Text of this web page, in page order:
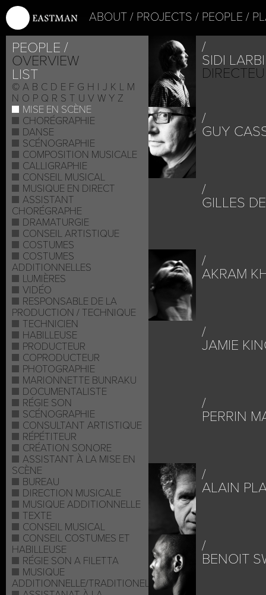
ABOUT PROJECTS PEOPLE
PEOPLE
OVERVIEW
LIST
© A B C D E F G H I J K L M
N O P Q R S T U V W Y Z
MISE EN SCÈNE
CHORÉGRAPHIE
DANSE
SCÉNOGRAPHIE
COMPOSITION MUSICALE
CALLIGRAPHIE
CONSEIL MUSICAL
MUSIQUE EN DIRECT
ASSISTANT
CHORÉGRAPHE
DRAMATURGIE
CONSEIL ARTISTIQUE
COSTUMES
COSTUMES
ADDITIONNELLES
LUMIÈRES
VIDÉO
RESPONSABLE DE LA
PRODUCTION / TECHNIQUE
TECHNICIEN
HABILLEUSE
PRODUCTEUR
COPRODUCTEUR
PHOTOGRAPHIE
MARIONNETTE BUNRAKU
DOCUMENTALISTE
RÉGIE SON
SCÉNOGRAPHIE
CONSULTANT ARTISTIQUE
RÉPÉTITEUR
CRÉATION SONORE
ASSISTANT À LA MISE EN
SCÈNE
BUREAU
DIRECTION MUSICALE
MUSIQUE ADDITIONNELLE
TEXTE
CONSEIL MUSICAL
CONSEIL COSTUMES ET
HABILLEUSE
RÉGIE SON A FILETTA
MUSIQUE
ADDITIONNELLE/TRADITIONELLE
SIDI
GUY
GILLES
AKRAM
JAMIE
PERRIN
ALAIN
BENOIT